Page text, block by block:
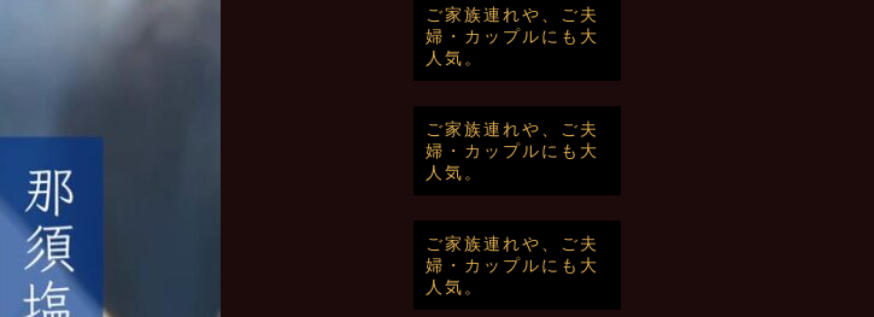
ご家族連れや、ご夫
婦・カップルにも大
人気。
ご家族連れや、ご夫
婦・カップルにも大
人気。
ご家族連れや、ご夫
婦・カップルにも大
人気。